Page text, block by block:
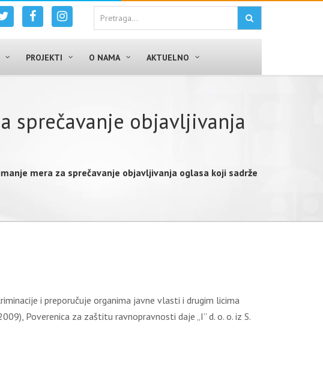
PROJEKTI O NAMA AKTUELNO
sprečavanje objavljivanja
mera za sprečavanje objavljivanja oglasa koji sadrže
i preporučuje organima javne vlasti i drugim licima
Poverenica za zaštitu ravnopravnosti daje „I” d. o. o. iz S.